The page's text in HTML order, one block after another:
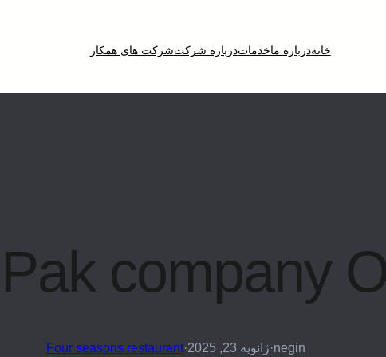
خانهدرباره ماخدماتدرباره شرکتشرکت های همکار
company
negin
·ژانویه 23, 2025 ·
Four seasons restaurant